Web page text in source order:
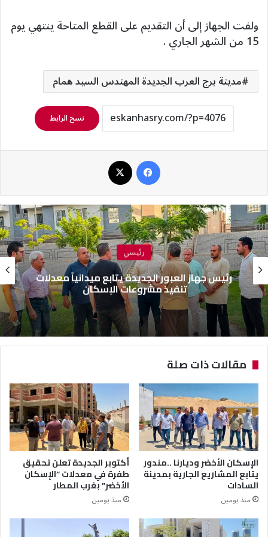
ولفت الجهاز إلى أن التقديم على القطع المتاحة ينتهي يوم
15 من الشهر الجاري .
مدينة برج العرب الجديدة المهندس السيد همام
نسخ الرابط
رئيسي
رئيس جهاز العبور الجديدة يتابع ميدانياً معدلات
تنفيذ مشروعات الإسكان
مقالات ذات صلة
الإسكان الأخضر وديارنا ..مندور
يتابع المشاريع الجارية بمدينة
السادات
منذ يومين
أكتوبر الجديدة تعلن تحقيق
طفرة في معدلات “الإسكان
الأخضر” بغرب المطار
منذ يومين